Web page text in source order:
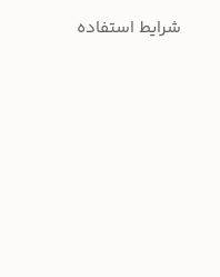
شرایط استفاده